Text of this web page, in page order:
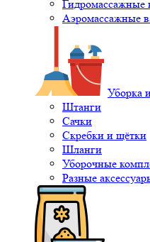
Гидромассажные
Аэромассажные
Уборка
Штанги
Сачки
Скребки и щётки
Шланги
Уборочные
Разные